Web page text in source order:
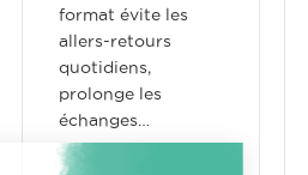
format évite les
allers-retours
quotidiens,
prolonge les
échanges…